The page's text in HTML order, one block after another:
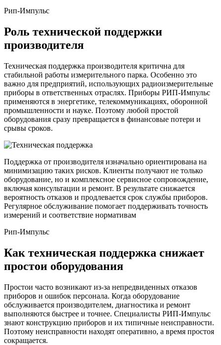
Рип-Импульс
Роль технической поддержки
производителя
Техническая поддержка производителя критична для
стабильной работы измерительного парка. Особенно это
важно для предприятий, использующих радиоизмерительные
приборы в ответственных отраслях. Приборы РИП‑Импульс
применяются в энергетике, телекоммуникациях, оборонной
промышленности и науке. Поэтому любой простой
оборудования сразу превращается в финансовые потери и
срывы сроков.
Поддержка от производителя изначально ориентирована на
минимизацию таких рисков. Клиенты получают не только
оборудование, но и комплексное сервисное сопровождение,
включая консультации и ремонт. В результате снижается
вероятность отказов и продлевается срок службы приборов.
Регулярное обслуживание помогает поддерживать точность
измерений и соответствие нормативам
Рип-Импульс
Как техническая поддержка снижает
простои оборудования
Простои часто возникают из‑за непредвиденных отказов
приборов и ошибок персонала. Когда оборудование
обслуживается производителем, диагностика и ремонт
выполняются быстрее и точнее. Специалисты РИП‑Импульс
знают конструкцию приборов и их типичные неисправности.
Поэтому неисправности находят оперативно, а время простоя
сокращается.